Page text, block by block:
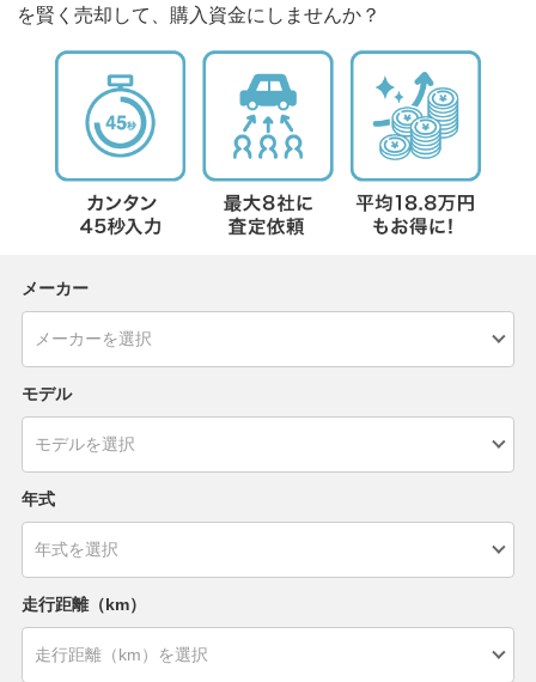
を賢く売却して、購入資金にしませんか？
メーカー
モデル
年式
走行距離（km）